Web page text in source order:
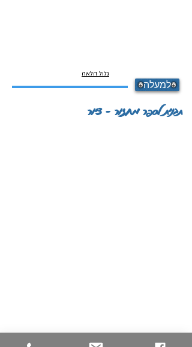
גלול הלאה
למעלה
תבנית לספר מחזור - ציור